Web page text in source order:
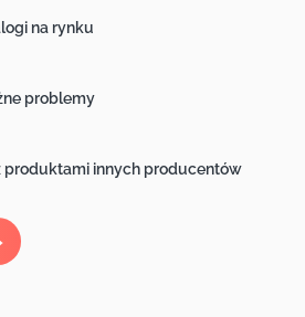
na rynku
problemy
produktami innych producentów